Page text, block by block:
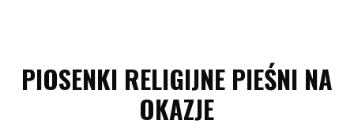
PIOSENKI RELIGIJNE PIEŚNI NA
OKAZJE